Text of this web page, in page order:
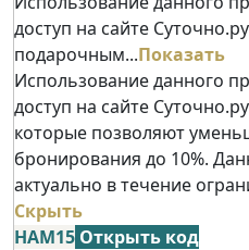
доступ на сайте
подарочным...Показать
Использование данного
доступ на сайте
которые позволяют
бронирования до 10%.
актуально в течение
Скрыть
НАМ15 Открыть код